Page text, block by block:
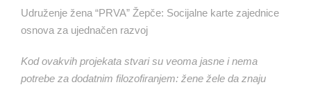
Udruženje žena “PRVA” Žepče: Socijalne karte zajednice
osnova za ujednačen razvoj
Kod ovakvih projekata stvari su veoma jasne i nema
potrebe za dodatnim filozofiranjem: žene žele da znaju